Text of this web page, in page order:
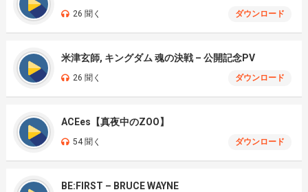
26 聞く ダウンロード
米津玄師, キングダム 魂の決戦 – 公開記念PV
26 聞く ダウンロード
ACEes【真夜中のZOO】
54 聞く ダウンロード
BE:FIRST – BRUCE WAYNE